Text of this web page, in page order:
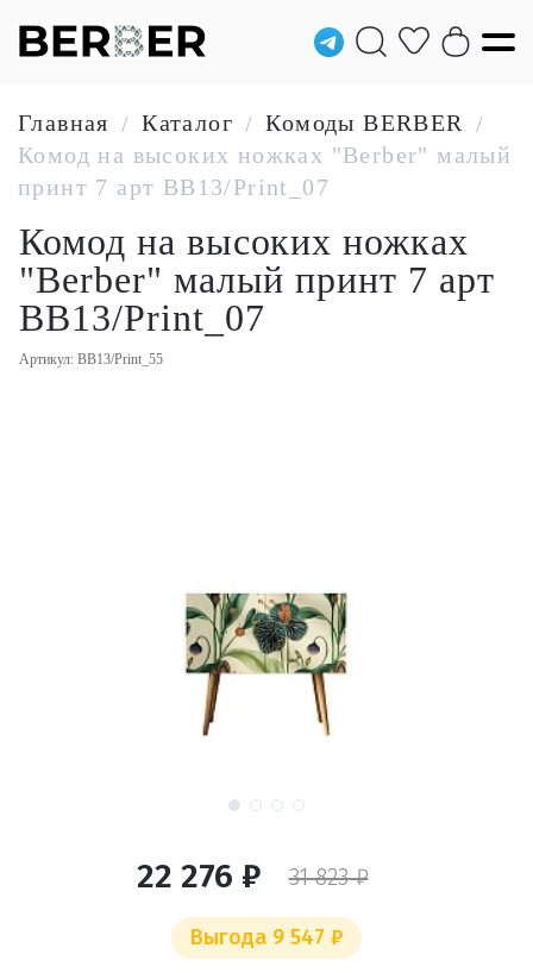
Главная / Каталог / Комоды BERBER /
Комод на высоких ножках "Berber" малый
принт 7 арт BB13/Print_07
Комод на высоких ножках
"Berber" малый принт 7 арт
BB13/Print_07
Артикул: BB13/Print_55
22 276 ₽ 31 823 ₽
Выгода 9 547 ₽